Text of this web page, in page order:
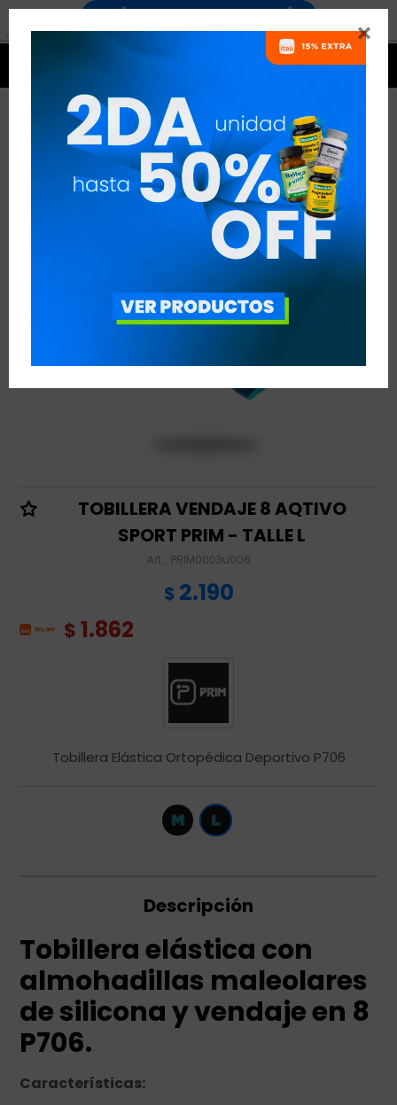

TOBILLERA VENDAJE 8 AQTIVO
SPORT PRIM - TALLE L
PRIM0003u006
$ 2.190
$ 1.862
Tobillera Elástica Ortopédica Deportivo P706
Descripción
Tobillera elástica con
almohadillas maleolares
de silicona y vendaje en 8
P706.
Características: